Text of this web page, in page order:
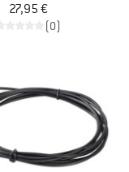
27,95 €
(0)